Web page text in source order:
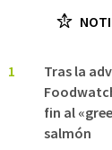
1
Tras la
fin al
salmón